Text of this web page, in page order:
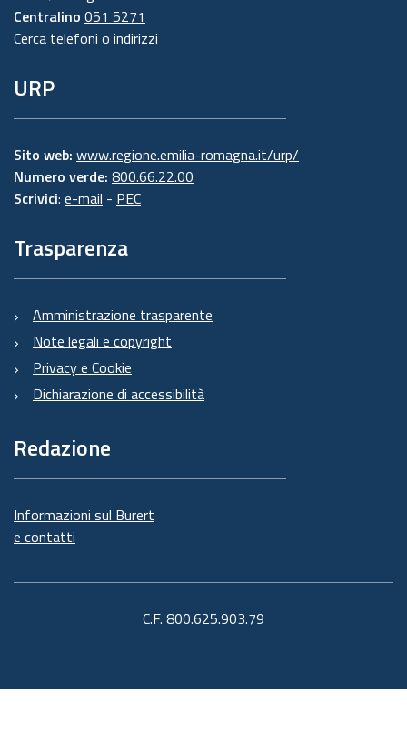
Centralino 051 5271
Cerca telefoni o indirizzi
URP
Sito web: www.regione.emilia-romagna.it/urp/
Numero verde: 800.66.22.00
Scrivici: e-mail - PEC
Trasparenza
Amministrazione trasparente
Note legali e copyright
Privacy e Cookie
Dichiarazione di accessibilità
Redazione
Informazioni sul Burert
e contatti
C.F. 800.625.903.79